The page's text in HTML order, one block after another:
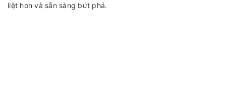
liệt hơn và sẵn sàng bứt phá.